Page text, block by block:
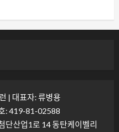
| 대표자: 류병용
: 419-81-02588
단산업1로 14 동탄케이벨리